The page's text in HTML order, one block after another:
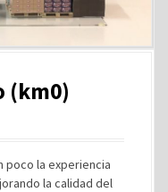
(km0)
poco la experiencia
la calidad del